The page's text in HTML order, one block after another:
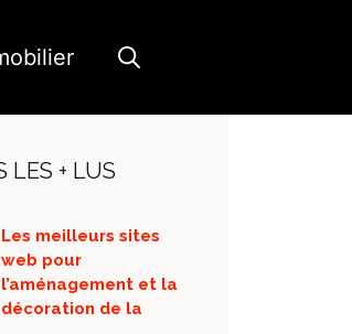
LES + LUS
Les meilleurs sites
web pour
l’aménagement et la
décoration de la